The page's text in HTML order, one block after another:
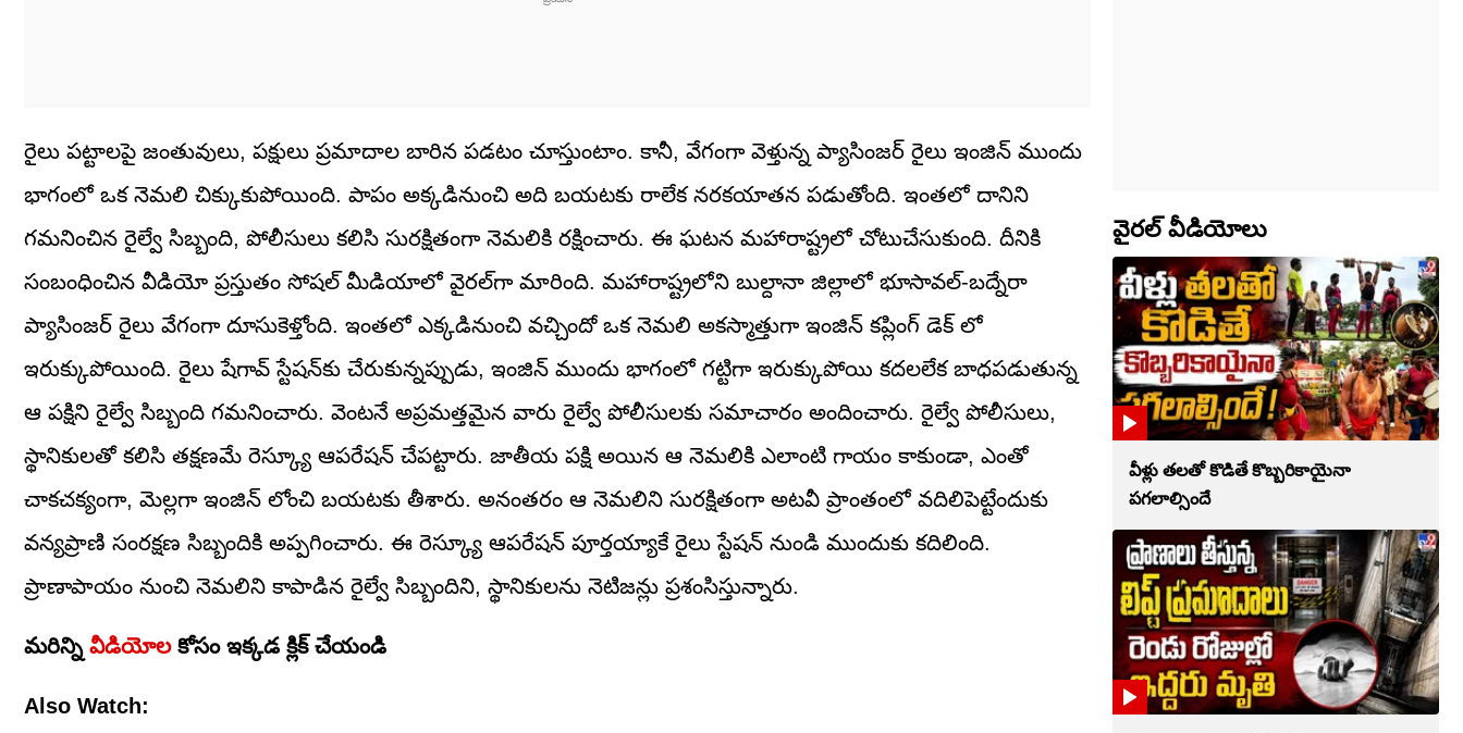
రైలు పట్టాలపై జంతువులు, పక్షులు ప్రమాదాల బారిన పడటం చూస్తుంటాం. కానీ, వేగంగా వెళ్తున్న ప్యాసింజర్ రైలు ఇంజిన్‌ ముందు
భాగంలో ఒక నెమలి చిక్కుకుపోయింది. పాపం అక్కడినుంచి అది బయటకు రాలేక నరకయాతన పడుతోంది. ఇంతలో దానిని
గమనించిన రైల్వే సిబ్బంది, పోలీసులు కలిసి సురక్షితంగా నెమలికి రక్షించారు. ఈ ఘటన మహారాష్ట్రలో చోటుచేసుకుంది. దీనికి
సంబంధించిన వీడియో ప్రస్తుతం సోషల్ మీడియాలో వైరల్‌గా మారింది. మహారాష్ట్రలోని బుల్దానా జిల్లాలో భూసావల్-బద్నేరా
ప్యాసింజర్ రైలు వేగంగా దూసుకెళ్తోంది. ఇంతలో ఎక్కడినుంచి వచ్చిందో ఒక నెమలి అకస్మాత్తుగా ఇంజిన్ కప్లింగ్ డెక్‌ లో
ఇరుక్కుపోయింది. రైలు షేగావ్ స్టేషన్‌కు చేరుకున్నప్పుడు, ఇంజిన్ ముందు భాగంలో గట్టిగా ఇరుక్కుపోయి కదలలేక బాధపడుతున్న
ఆ పక్షిని రైల్వే సిబ్బంది గమనించారు. వెంటనే అప్రమత్తమైన వారు రైల్వే పోలీసులకు సమాచారం అందించారు. రైల్వే పోలీసులు,
స్థానికులతో కలిసి తక్షణమే రెస్క్యూ ఆపరేషన్ చేపట్టారు. జాతీయ పక్షి అయిన ఆ నెమలికి ఎలాంటి గాయం కాకుండా, ఎంతో
చాకచక్యంగా, మెల్లగా ఇంజిన్ లోంచి బయటకు తీశారు. అనంతరం ఆ నెమలిని సురక్షితంగా అటవీ ప్రాంతంలో వదిలిపెట్టేందుకు
వన్యప్రాణి సంరక్షణ సిబ్బందికి అప్పగించారు. ఈ రెస్క్యూ ఆపరేషన్ పూర్తయ్యాకే రైలు స్టేషన్ నుండి ముందుకు కదిలింది.
ప్రాణాపాయం నుంచి నెమలిని కాపాడిన రైల్వే సిబ్బందిని, స్థానికులను నెటిజన్లు ప్రశంసిస్తున్నారు.
మరిన్ని వీడియోలకోసం ఇక్కడ క్లిక్ చేయండి
Also Watch:
వైరల్ వీడియోలు
వీళ్లు తలతో కొడితే కొబ్బరికాయైనా
పగలాల్సిందే